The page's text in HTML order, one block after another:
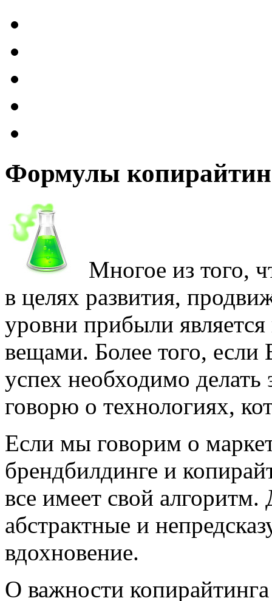
Формулы
Многое из того,
в целях развития,
уровни прибыли
вещами. Более того, если
успех необходимо
говорю о технологиях,
Если мы говорим о
брендбилдинге и
все имеет свой
абстрактные и
вдохновение.
О важности